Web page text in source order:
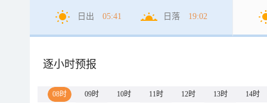
日出 05:41 日落 19:02
逐小时预报
08时 09时 10时 11时 12时 13时 14时